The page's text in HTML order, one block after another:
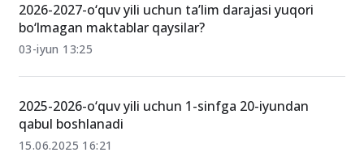
2026-2027-o‘quv yili uchun taʼlim darajasi yuqori
bo‘lmagan maktablar qaysilar?
03-iyun 13:25
2025-2026-o‘quv yili uchun 1-sinfga 20-iyundan
qabul boshlanadi
15.06.2025 16:21